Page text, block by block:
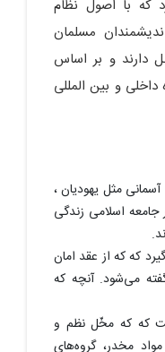
که با اصول نظام
مسلمان
دارند و بر اساس
داخلی و بین المللی
مثل یهودیان ،
اسلامی زندگی
که که از عقد امان
می‌شود. آنچه که
که که مخّل نظم و
مخدر، گروه‌های